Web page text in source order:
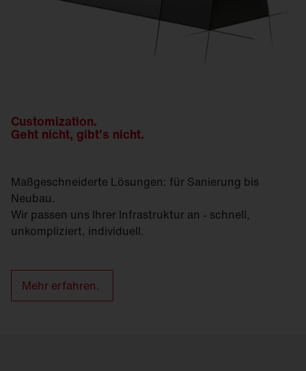
Customization.
Geht nicht, gibt's nicht.
Maßgeschneiderte Lösungen: für Sanierung bis
Neubau.
Wir passen uns Ihrer Infrastruktur an - schnell,
unkompliziert, individuell.
Mehr erfahren.